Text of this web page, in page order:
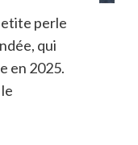
perle
qui
en 2025.